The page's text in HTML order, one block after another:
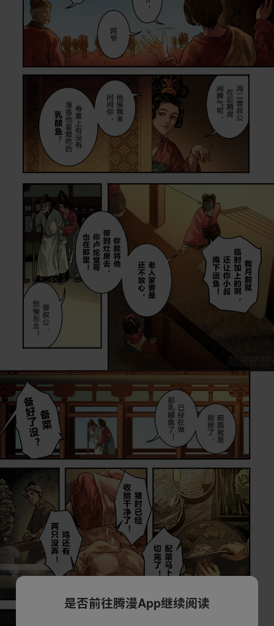
是否前往腾漫App继续阅读